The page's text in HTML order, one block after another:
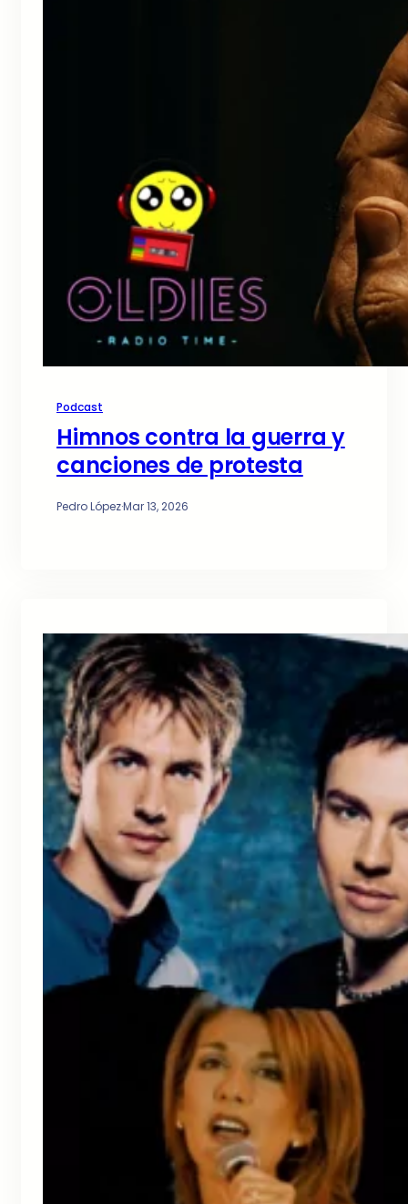
Podcast
Himnos contra la guerra y
canciones de protesta
Pedro López·Mar 13, 2026